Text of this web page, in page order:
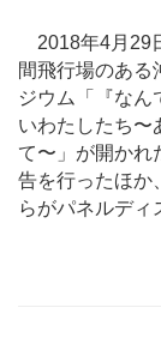
2018年4月29
間飛行場のある
ジウム「『なん
いわたしたち〜
て〜」が開かれ
告を行ったほか
らがパネルディ